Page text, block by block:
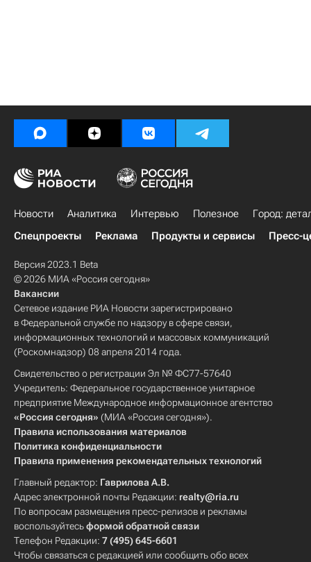
Новости Аналитика Интервью Полезное
Город:
Спецпроекты
Реклама Продукты и сервисы Пресс-
Версия 2023.1 Beta
© 2026 МИА «Россия сегодня»
Вакансии
Сетевое издание РИА Новости зарегистрировано
в Федеральной службе по надзору в сфере связи,
информационных технологий и массовых коммуникаций
(Роскомнадзор) 08 апреля 2014 года.
Свидетельство о регистрации Эл № ФС77-57640
Учредитель: Федеральное государственное унитарное
предприятие Международное информационное агентство
«Россия сегодня» (МИА «Россия сегодня»).
Правила использования материалов
Политика конфиденциальности
Правила применения рекомендательных технологий
Главный редактор: Гаврилова А.В.
Адрес электронной почты Редакции: realty@ria.ru
По вопросам размещения пресс-релизов и рекламы
воспользуйтесьформой обратной связи
Телефон Редакции: 7 (495) 645-6601
Чтобы связаться с редакцией или сообщить обо всех